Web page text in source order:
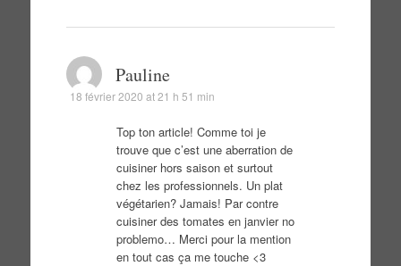
Pauline
18 février 2020 at 21 h 51 min
Top ton article! Comme toi je
trouve que c’est une aberration de
cuisiner hors saison et surtout
chez les professionnels. Un plat
végétarien? Jamais! Par contre
cuisiner des tomates en janvier no
problemo… Merci pour la mention
en tout cas ça me touche <3